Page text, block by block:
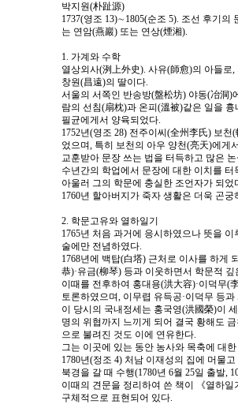
박지원(朴趾源)
1737(영조 13)∼1805(순조 5). 조선 후기의
는 연암(燕巖) 또는 연상(煙湘).
1. 가계와 수학
열상외사(洌上外史). 사유(師愈)의 아들
창원(昌遠)의 딸이다.
서울의 서쪽인 반송방(盤松坊) 야동(冶洞)
람의 선침(扇枕)과 온피(溫被)같은 일을
필균에게서 양육되었다.
1752년(영조 28) 전주이씨(全州李氏) 보
었으며, 특히 보천의 아우 양천(亮天)에게
교훈받아 문장 쓰는 법을 터득하고 많은
수년간의 학업에서 문장에 대한 이치를
아울러 그의 학문에 충실한 조언자가 되었
1760년 할아버지가 죽자 생활은 더욱 곤궁
2. 학문고유와 열하일기
1765년 처음 과거에 응시하였으나 뜻을
술에만 전념하였다.
1768년에 백탑(白塔) 근처로 이사를 하게
恭)·유금(柳琴) 등과 이웃하면서 학문적 깊
이때를 전후하여 홍대용(洪大容)·이덕무(
토론하였으며, 이무렵 유득공·이덕무 등
이 당시의 국내정세는 홍국영(洪國榮)이
명의 위협까지 느끼게 되어 결국 황해도
으로 불려진 것도 이에 연유한다.
그는 이곳에 있는 동안 농사와 목축에 대
1780년(정조 4) 처남 이재성의 집에 머물
북경을 갈 때 수행(1780년 6월 25일 출발,
이때의 견문을 정리하여 쓴 책이 《열하
구체적으로 표현되어 있다.